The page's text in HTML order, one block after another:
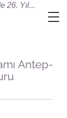
26. Yıl...
Antep-